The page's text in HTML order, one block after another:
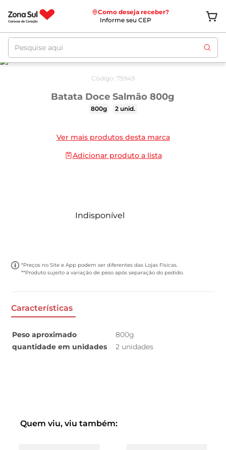
Como deseja receber?
Informe seu CEP
Pesquise aqui
Código: 75949
Batata Doce Salmão 800g
800g 2 unid.
Ver mais produtos desta marca
Adicionar produto a lista
Indisponível
*Preços no Site e App podem ser diferentes das Lojas Físicas.
**Produto sujeito a variação de peso após separação do pedido.
Características
Peso aproximado
800g
quantidade em unidades
2 unidades
Quem viu, viu também: